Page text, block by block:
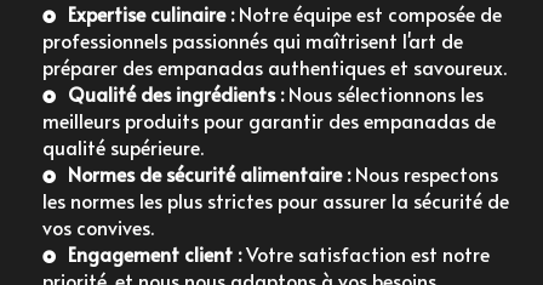
Expertise culinaire :Notre équipe est composée de
professionnels passionnés qui maîtrisent l'art de
préparer des empanadas authentiques et savoureux.
Qualité des ingrédients :Nous sélectionnons les
meilleurs produits pour garantir des empanadas de
qualité supérieure.
Normes de sécurité alimentaire :Nous respectons
les normes les plus strictes pour assurer la sécurité de
vos convives.
Engagement client :Votre satisfaction est notre